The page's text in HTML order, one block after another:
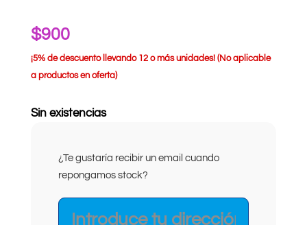
$900
¡5% de descuento llevando 12 o más unidades! (No aplicable
a productos en oferta)
Sin existencias
¿Te gustaría recibir un email cuando
repongamos stock?